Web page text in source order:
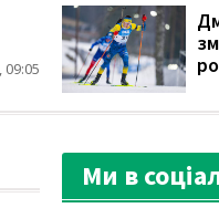
09:05
Ми в